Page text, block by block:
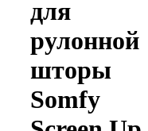
для
рулонной
шторы
Somfy